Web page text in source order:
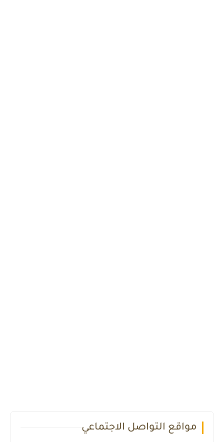
مواقع التواصل الاجتماعي